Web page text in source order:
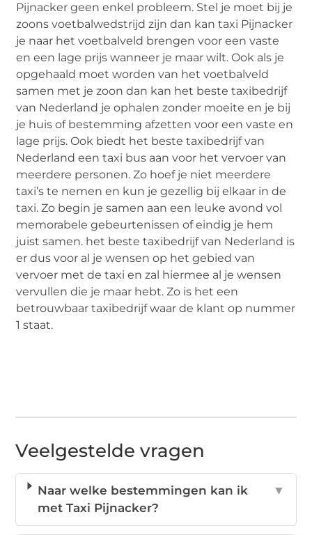
Pijnacker geen enkel probleem. Stel je moet bij je
zoons voetbalwedstrijd zijn dan kan taxi Pijnacker
je naar het voetbalveld brengen voor een vaste
en een lage prijs wanneer je maar wilt. Ook als je
opgehaald moet worden van het voetbalveld
samen met je zoon dan kan het beste taxibedrijf
van Nederland je ophalen zonder moeite en je bij
je huis of bestemming afzetten voor een vaste en
lage prijs. Ook biedt het beste taxibedrijf van
Nederland een taxi bus aan voor het vervoer van
meerdere personen. Zo hoef je niet meerdere
taxi’s te nemen en kun je gezellig bij elkaar in de
taxi. Zo begin je samen aan een leuke avond vol
memorabele gebeurtenissen of eindig je hem
juist samen. het beste taxibedrijf van Nederland is
er dus voor al je wensen op het gebied van
vervoer met de taxi en zal hiermee al je wensen
vervullen die je maar hebt. Zo is het een
betrouwbaar taxibedrijf waar de klant op nummer
1 staat.
Veelgestelde vragen
Naar welke bestemmingen kan ik
met Taxi Pijnacker?
▼